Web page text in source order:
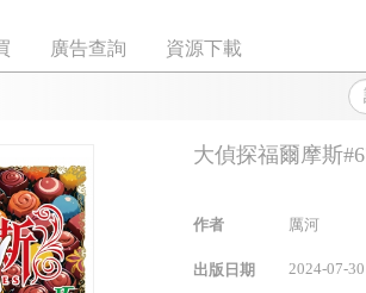
廣告查詢 資源下載
大偵探福爾摩斯
作者 厲河
出版日期 2024-07-30